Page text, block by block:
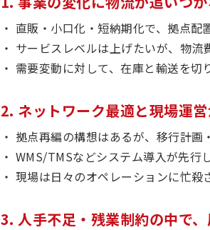
直販・小口化・短納期化で、拠点配
サービスレベルは上げたいが、物流
需要変動に対して、在庫と輸送を切
2. ネットワーク最適と現場運
拠点再編の構想はあるが、移行計
WMS/TMSなどシステム導入が先行
現場は日々のオペレーションに忙
3. 人手不足・残業制約の中で